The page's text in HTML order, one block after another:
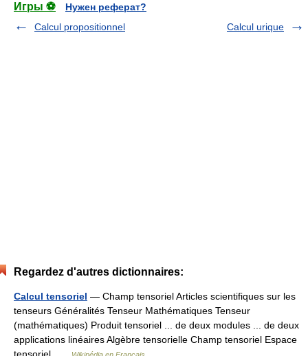
Игры ⚽
Нужен реферат?
Calcul propositionnel
Calcul urique
Regardez d'autres dictionnaires:
Calcul tensoriel — Champ tensoriel Articles scientifiques sur les
tenseurs Généralités Tenseur Mathématiques Tenseur
(mathématiques) Produit tensoriel ... de deux modules ... de deux
applications linéaires Algèbre tensorielle Champ tensoriel Espace